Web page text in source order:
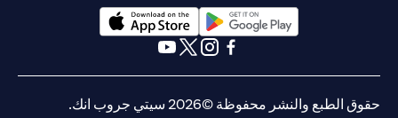
opens in a new tab
opens in a new tab
حقوق الطبع والنشر محفوظة ©2026 سيتي جروب انك.